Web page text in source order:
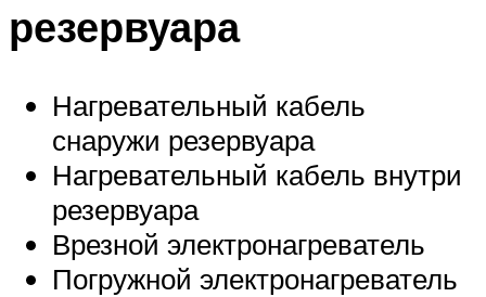
резервуара
Нагревательный кабель
снаружи резервуара
Нагревательный кабель внутри
резервуара
Врезной электронагреватель
Погружной электронагреватель